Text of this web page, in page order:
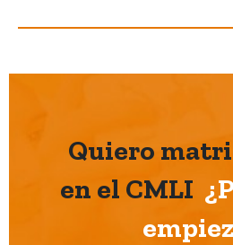
Quiero
en el CMLI